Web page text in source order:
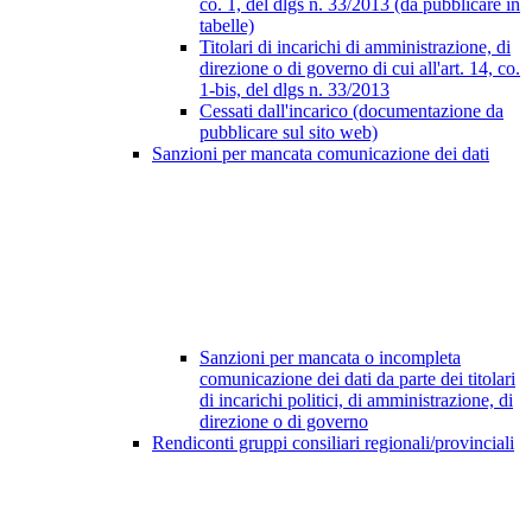
co. 1, del dlgs n. 33/2013 (da pubblicare in
tabelle)
Titolari di incarichi di amministrazione, di
direzione o di governo di cui all'art. 14, co.
1-bis, del dlgs n. 33/2013
Cessati dall'incarico (documentazione da
pubblicare sul sito web)
Sanzioni per mancata comunicazione dei dati
Sanzioni per mancata o incompleta
comunicazione dei dati da parte dei titolari
di incarichi politici, di amministrazione, di
direzione o di governo
Rendiconti gruppi consiliari regionali/provinciali